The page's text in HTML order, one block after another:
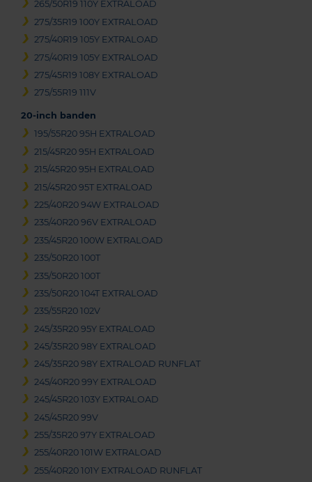
265/50R19 110Y EXTRALOAD
275/35R19 100Y EXTRALOAD
275/40R19 105Y EXTRALOAD
275/40R19 105Y EXTRALOAD
275/45R19 108Y EXTRALOAD
275/55R19 111V
20-inch banden
195/55R20 95H EXTRALOAD
215/45R20 95H EXTRALOAD
215/45R20 95H EXTRALOAD
215/45R20 95T EXTRALOAD
225/40R20 94W EXTRALOAD
235/40R20 96V EXTRALOAD
235/45R20 100W EXTRALOAD
235/50R20 100T
235/50R20 100T
235/50R20 104T EXTRALOAD
235/55R20 102V
245/35R20 95Y EXTRALOAD
245/35R20 98Y EXTRALOAD
245/35R20 98Y EXTRALOAD RUNFLAT
245/40R20 99Y EXTRALOAD
245/45R20 103Y EXTRALOAD
245/45R20 99V
255/35R20 97Y EXTRALOAD
255/40R20 101W EXTRALOAD
255/40R20 101Y EXTRALOAD RUNFLAT